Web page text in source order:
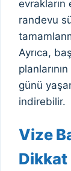
randevu
Ayrıca,
günü
indirebilir.
Vize
Dikkat